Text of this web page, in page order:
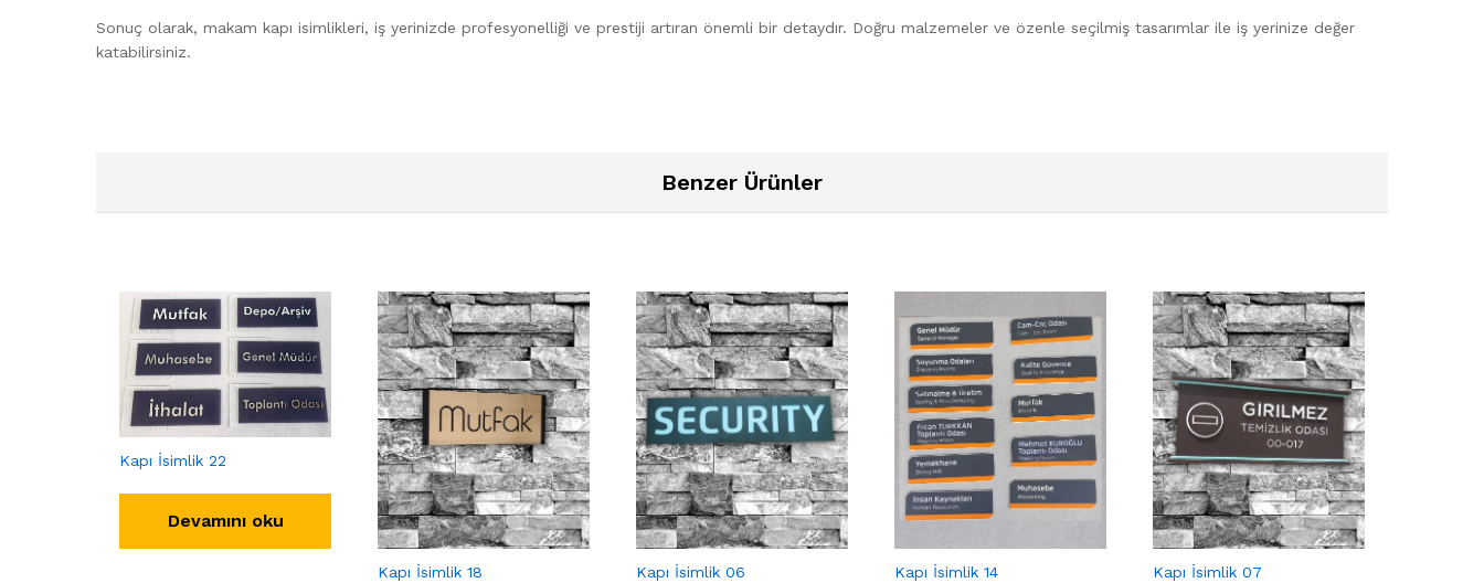
Sonuç olarak, makam kapı isimlikleri, iş yerinizde profesyonelliği ve prestiji artıran önemli bir detaydır. Doğru malzemeler ve özenle seçilmiş tasarımlar ile iş yerinize değer
katabilirsiniz.
Benzer Ürünler
Kapı İsimlik 22
Devamını oku
Kapı İsimlik 18 Kapı İsimlik 06 Kapı İsimlik 14 Kapı İsimlik 07